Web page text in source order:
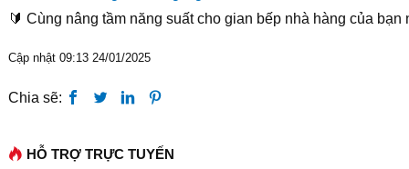
🔰 Cùng nâng tầm năng suất cho gian bếp nhà hàng của bạn
Cập nhật 09:13 24/01/2025
Chia sẽ:
HỖ TRỢ TRỰC TUYẾN